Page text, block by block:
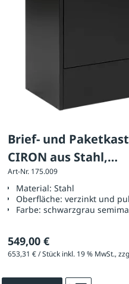
Brief- und
CIRON aus Stahl,
beschichtet
semimatt
Art-Nr. 175.009
Material: Stahl
Oberfläche: verzinkt und
Farbe: schwarzgrau
549,00 €